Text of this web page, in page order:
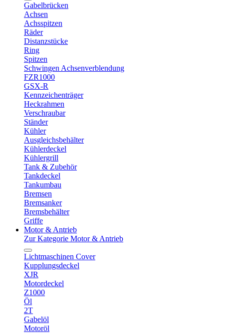
Gabelbrücken
Achsen
Achsspitzen
Räder
Distanzstücke
Ring
Spitzen
Schwingen Achsenverblendung
FZR1000
GSX-R
Kennzeichenträger
Heckrahmen
Verschraubar
Ständer
Kühler
Ausgleichsbehälter
Kühlerdeckel
Kühlergrill
Tank & Zubehör
Tankdeckel
Tankumbau
Bremsen
Bremsanker
Bremsbehälter
Griffe
Motor & Antrieb
Zur Kategorie Motor & Antrieb
Lichtmaschinen Cover
Kupplungsdeckel
XJR
Motordeckel
Z1000
Öl
2T
Gabelöl
Motoröl